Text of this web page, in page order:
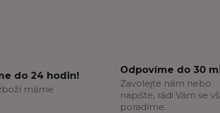
do 24 hodin!
máme
Odpovíme do 30
Zavolejte nám nebo
napište, rádi Vám se
poradíme.